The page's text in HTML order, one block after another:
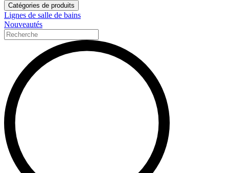
Catégories de produits
Lignes de salle de bains
Nouveautés